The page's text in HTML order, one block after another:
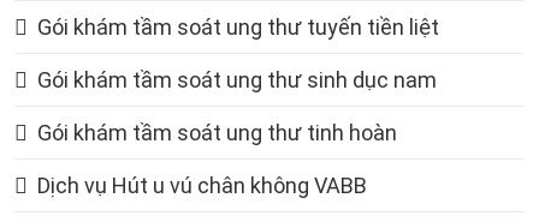
Gói khám tầm soát ung thư tuyến tiền liệt
Gói khám tầm soát ung thư sinh dục nam
Gói khám tầm soát ung thư tinh hoàn
Dịch vụ Hút u vú chân không VABB